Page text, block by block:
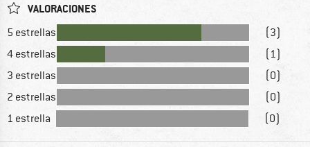
VALORACIONES
5 estrellas
(3)
4 estrellas
(1)
3 estrellas
(0)
2 estrellas
(0)
1 estrella
(0)